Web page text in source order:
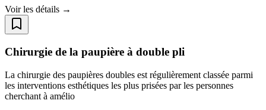
Voir les détails →
Chirurgie de la paupière à double pli
La chirurgie des paupières doubles est régulièrement classée parmi
les interventions esthétiques les plus prisées par les personnes
cherchant à amélio